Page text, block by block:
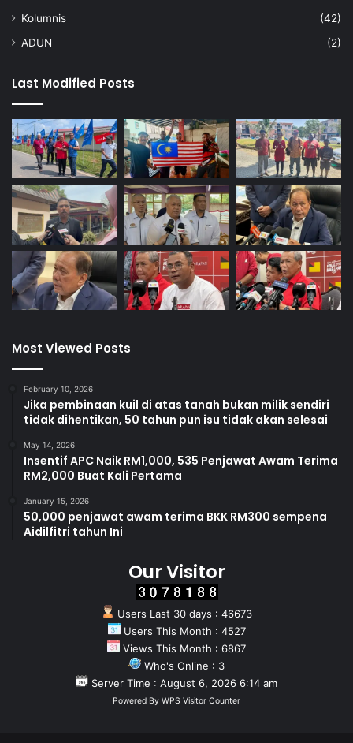
Kolumnis
(42)
ADUN
(2)
Last Modified Posts
Most Viewed Posts
February 10, 2026
Jika pembinaan kuil di atas tanah bukan milik sendiri
tidak dihentikan, 50 tahun pun isu tidak akan selesai
May 14, 2026
Insentif APC Naik RM1,000, 535 Penjawat Awam Terima
RM2,000 Buat Kali Pertama
January 15, 2026
50,000 penjawat awam terima BKK RM300 sempena
Aidilfitri tahun Ini
Our Visitor
Users Last 30 days : 46673
Users This Month : 4527
Views This Month : 6867
Who's Online : 3
Server Time : August 6, 2026 6:14 am
Powered By WPS Visitor Counter